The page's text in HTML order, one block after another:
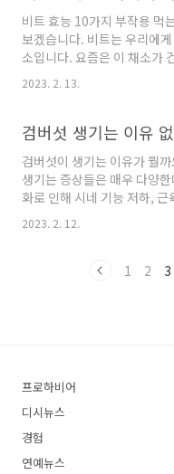
낮은데, ..
면 1% 이하로 떨어집니다.
20% 이상까지 올라가니 조
하는 것이 좋습니다. 장티푸
어로 Typhoid fever이고, 장
잘 나타난다고 합니다. 장티
군에 한하여 선..
비트 효능 10가지 부작용 먹
보겠습니다. 비트는 우리에
소입니다. 요즘은 이 채소가
알려져 있기 때문에 많은 인기
요. 로마시대에 경작했다는
습니다. 비트 효능 부작용 먹
함량이 다량 포함되어 있다고
가, 건강상의 효능까지 알려
퍼푸드에 오르게 되었습니다
히 살펴보겠습니다. 비트란
미대력까지 널리 퍼져있습
2023. 2. 13.
검버섯이 생기는 이유가 뭘
생기는 증상들은 매우 다양
화로 인해 시네 기능 저하, 근
청력 감소, 방광 용적 감소 등
다. 특히 피부 탄력에 떨어져
버섯 생기는 이유와 없애는
는데요. 지루 각화증으로 피부
종류입니다. 검버섯이 생기는
확하게 밝혀진 바는 없지만,
2023. 2. 12.
1 2 3
프로하비어
디시뉴스
경험
연예뉴스